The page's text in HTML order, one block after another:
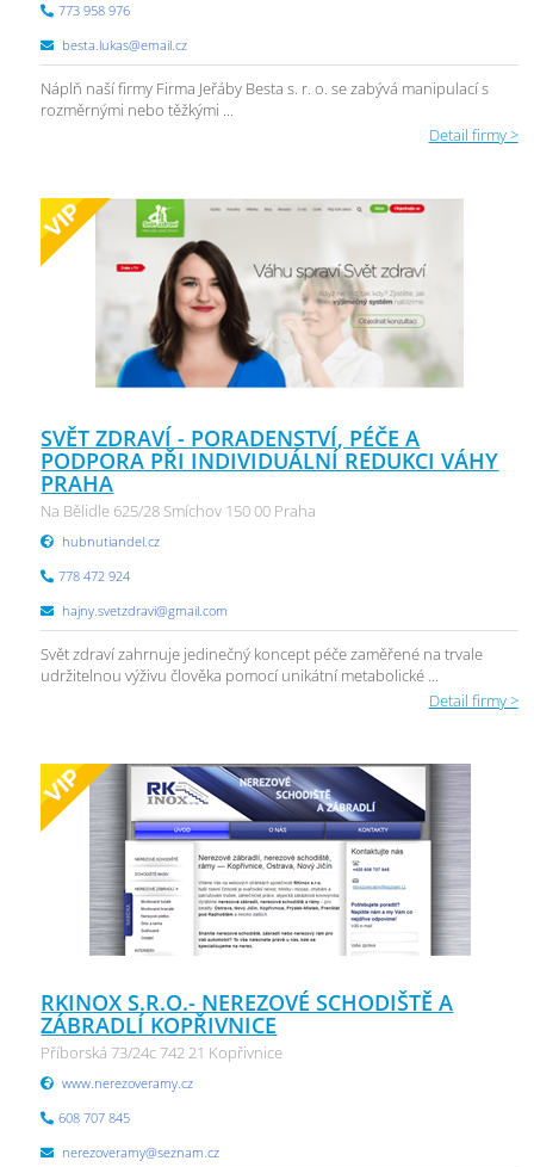
773 958 976
besta.lukas@email.cz
Náplň naší firmy Firma Jeřáby Besta s. r. o. se zabývá manipulací s
rozměrnými nebo těžkými ...
Detail firmy >
SVĚT ZDRAVÍ - PORADENSTVÍ, PÉČE A
PODPORA PŘI INDIVIDUÁLNÍ REDUKCI VÁHY
PRAHA
Na Bělidle 625/28 Smíchov 150 00 Praha
hubnutiandel.cz
778 472 924
hajny.svetzdravi@gmail.com
Svět zdraví zahrnuje jedinečný koncept péče zaměřené na trvale
udržitelnou výživu člověka pomocí unikátní metabolické ...
Detail firmy >
RKINOX S.R.O.- NEREZOVÉ SCHODIŠTĚ A
ZÁBRADLÍ KOPŘIVNICE
Příborská 73/24c 742 21 Kopřivnice
www.nerezoveramy.cz
608 707 845
nerezoveramy@seznam.cz